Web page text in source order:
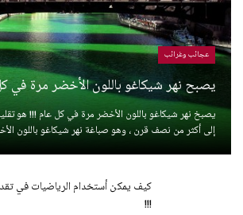
عجائب وغرائب
يصبح نهر شيكاغو باللون الأخضر مرة في
يصبخ نهر شيكاغو باللون الأخضر مرة في كل عام !!! هو
إلى أكثر من نصف قرن ، وهو صباغة نهر شيكاغو باللون
كيف يمكن أستخدام الرياضيات في
!!!